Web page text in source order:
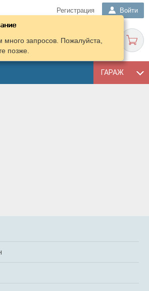
Регистрация Войти
ГАРАЖ
запросов. Пожалуйста,
позже.